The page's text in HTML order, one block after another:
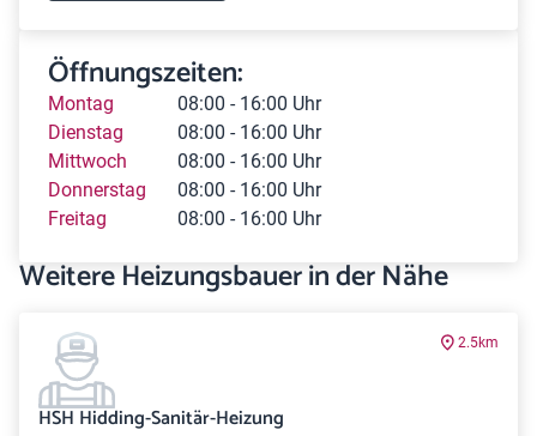
Öffnungszeiten:
Montag
08:00 - 16:00 Uhr
Dienstag
08:00 - 16:00 Uhr
Mittwoch
08:00 - 16:00 Uhr
Donnerstag
08:00 - 16:00 Uhr
Freitag
08:00 - 16:00 Uhr
Weitere Heizungsbauer in der Nähe
2.5km
HSH Hidding-Sanitär-Heizung